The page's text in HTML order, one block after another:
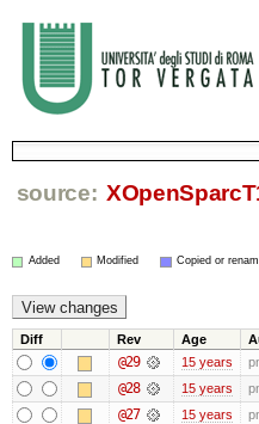
source:
Added Modified Copied or
Diff Rev Age
@29 15 years
@28 15 years
@27 15 years